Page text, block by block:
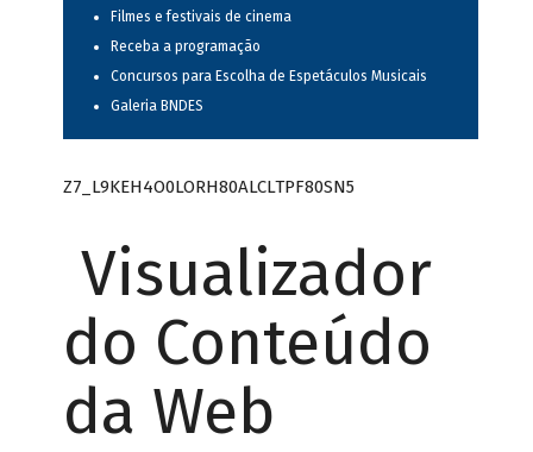
Filmes e festivais de cinema
Receba a programação
Concursos para Escolha de Espetáculos Musicais
Galeria BNDES
Z7_L9KEH4O0LORH80ALCLTPF80SN5
Visualizador
do Conteúdo
da Web